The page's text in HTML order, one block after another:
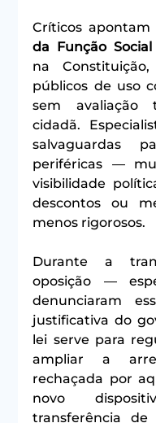
Críticos
da Função
na
públicos de uso
sem avaliação
cidadã.
salvaguardas
periféricas —
visibilidade
descontos ou
menos rigorosos.
Durante a
oposição —
denunciaram
justificativa do
lei serve para
ampliar a
rechaçada por
novo
transferência